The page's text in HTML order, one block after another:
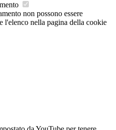
non possono essere
l'elenco nella pagina della cookie